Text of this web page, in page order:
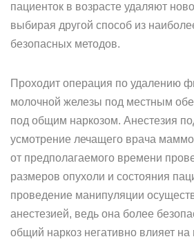
пациенток в возрасте удаляют
выбирая другой способ из
безопасных методов.
Проходит операция по удалению
молочной железы под местным
под общим наркозом. Анестезия
усмотрение лечащего врача
от предполагаемого времени
размеров опухоли и состояния
проведение манипуляции
анестезией, ведь она более
общий наркоз негативно влияет на